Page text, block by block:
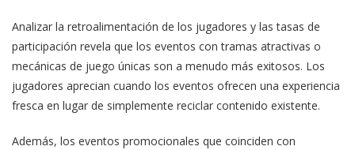
Analizar la retroalimentación de los jugadores y las tasas de
participación revela que los eventos con tramas atractivas o
mecánicas de juego únicas son a menudo más exitosos. Los
jugadores aprecian cuando los eventos ofrecen una experiencia
fresca en lugar de simplemente reciclar contenido existente.
Además, los eventos promocionales que coinciden con